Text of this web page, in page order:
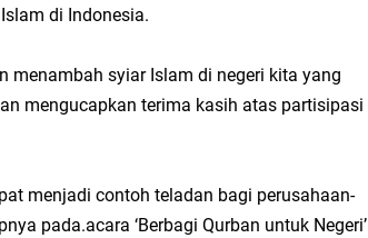
di Indonesia.
menambah syiar Islam di negeri kita yang
mengucapkan terima kasih atas partisipasi
menjadi contoh teladan bagi perusahaan-
pada.acara ‘Berbagi Qurban untuk Negeri’